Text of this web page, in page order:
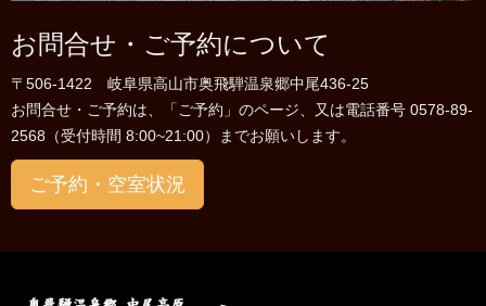
お問合せ・ご予約について
〒506-1422 岐阜県高山市奥飛騨温泉郷中尾436-25
お問合せ・ご予約は、「ご予約」のページ、又は電話番号 0578-89-
2568（受付時間 8:00~21:00）までお願いします。
ご予約・空室状況